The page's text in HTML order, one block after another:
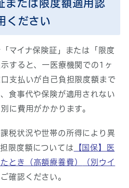
または限度額適用認
ください
マイナ保険証」または「限度
すると、一医療機関での1ヶ
支払いが自己負担限度額まで
食事代や保険が適用されない
に費用がかかります。
税状況や世帯の所得により異
限度額については 【国保】医
とき（高額療養費）
（別ウイ
確認ください。